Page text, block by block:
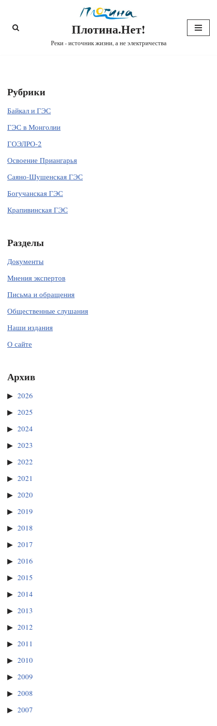
Перейти
Плотина.Нет!
Реки - источник жизни, а не электричества
Рубрики
Байкал и ГЭС
ГЭС в Монголии
ГОЭЛРО-2
Освоение Приангарья
Саяно-Шушенская ГЭС
Богучанская ГЭС
Крапивинская ГЭС
Разделы
Документы
Мнения экспертов
Письма и обращения
Общественные слушания
Наши издания
О сайте
Архив
2026
2025
2024
2023
2022
2021
2020
2019
2018
2017
2016
2015
2014
2013
2012
2011
2010
2009
2008
2007